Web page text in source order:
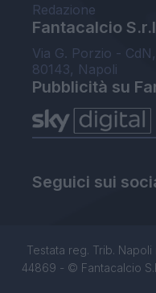
Redazione
Fantacalcio
Via G. Porzio -
80143, Napoli
Pubblicità su
Seguici sui
Testata reg. Trib. Napoli
44869 - © Fantacalcio